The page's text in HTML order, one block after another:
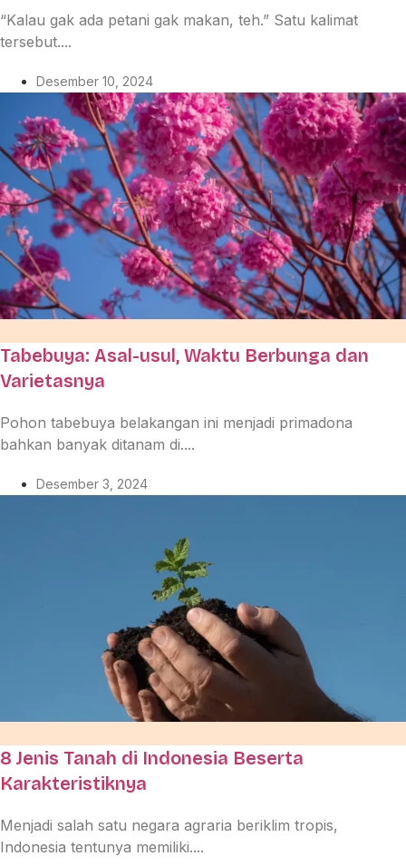
“Kalau gak ada petani gak makan, teh.” Satu kalimat
tersebut....
Desember 10, 2024
Tabebuya: Asal-usul, Waktu Berbunga dan
Varietasnya
Pohon tabebuya belakangan ini menjadi primadona
bahkan banyak ditanam di....
Desember 3, 2024
8 Jenis Tanah di Indonesia Beserta
Karakteristiknya
Menjadi salah satu negara agraria beriklim tropis,
Indonesia tentunya memiliki....